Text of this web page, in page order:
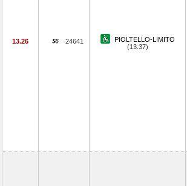
13.26 24641
PIOLTELLO-LIMITO
(13.37)